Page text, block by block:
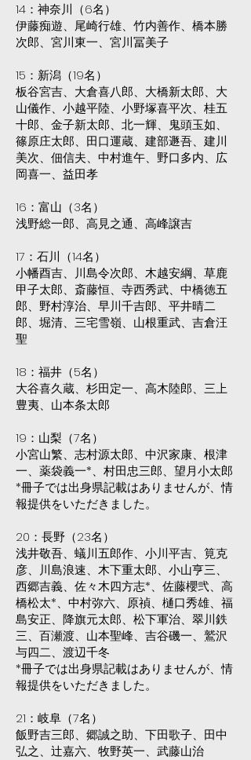
14：神奈川（6名）
伊藤痴遊、尾崎行雄、竹内善作、橋本勝
次郎、宮川東一、宮川冨美子
15：新潟（19名）
板谷宮吉、大倉喜八郎、大橋新太郎、大
山儀作、小越平陸、小野塚喜平次、桂五
十郎、金子新太郎、北一輝、鬼頭玉如、
篠原庄太郎、田口運蔵、建部遯吾、建川
美次、佃信夫、中村進午、野口多内、広
岡喜一、益田孝
16：富山（3名）
浅野総一郎、高見之通、高峰譲吉
17：石川（14名）
小幡酉吉、川島令次郎、木越安綱、草鹿
甲子太郎、斎藤恒、寺西秀武、中橋徳五
郎、野村淳治、早川千吉郎、平井晴二
郎、堀清、三宅雪嶺、山根重武、吉倉汪
聖
18：福井（5名）
大谷喜久蔵、杉田定一、高木陸郎、三上
豊夷、山本条太郎
19：山梨（7名）
小宮山繁、志村源太郎、中沢家康、根津
一、薬袋義一*、村田忠三郎、望月小太郎
*冊子では出身県記載はありませんが、情
報提供をいただきました。
20：長野（23名）
浅井敬吾、蟻川五郎作、小川平吉、筧克
彦、川島浪速、木下重太郎、小山亨三、
西郷吉義、佐々木四方志*、佐藤櫻弐、高
橋松太*、中村弥六、原禎、樋口秀雄、福
島安正、降旗元太郎、松下軍治、翠川鉄
三、百瀬渡、山本聖峰、吉谷磯一、鷲沢
与四二、渡辺千冬
*冊子では出身県記載はありませんが、情
報提供をいただきました。
21：岐阜（7名）
飯野吉三郎、郷誠之助、下田歌子、田中
弘之、辻嘉六、牧野英一、武藤山治